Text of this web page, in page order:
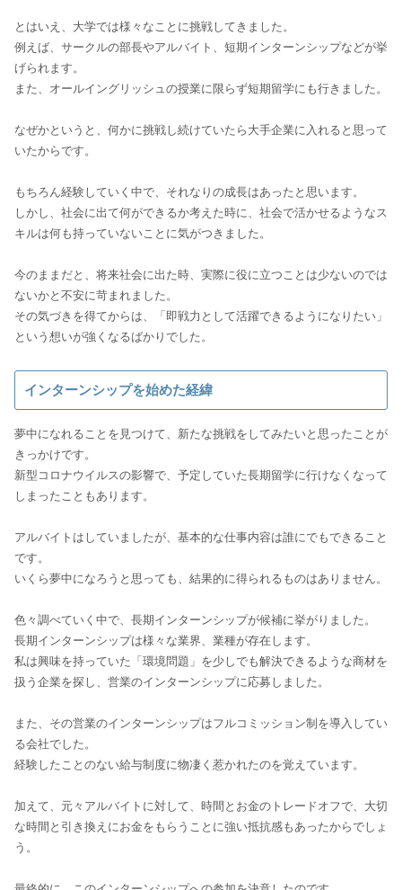
とはいえ、大学では様々なことに挑戦してきました。
例えば、サークルの部長やアルバイト、短期インターンシップなどが挙
げられます。
また、オールイングリッシュの授業に限らず短期留学にも行きました。
なぜかというと、何かに挑戦し続けていたら大手企業に入れると思って
いたからです。
もちろん経験していく中で、それなりの成長はあったと思います。
しかし、社会に出て何ができるか考えた時に、社会で活かせるようなス
キルは何も持っていないことに気がつきました。
今のままだと、将来社会に出た時、実際に役に立つことは少ないのでは
ないかと不安に苛まれました。
その気づきを得てからは、「即戦力として活躍できるようになりたい」
という想いが強くなるばかりでした。
インターンシップを始めた経緯
夢中になれることを見つけて、新たな挑戦をしてみたいと思ったことが
きっかけです。
新型コロナウイルスの影響で、予定していた長期留学に行けなくなって
しまったこともあります。
アルバイトはしていましたが、基本的な仕事内容は誰にでもできること
です。
いくら夢中になろうと思っても、結果的に得られるものはありません。
色々調べていく中で、長期インターンシップが候補に挙がりました。
長期インターンシップは様々な業界、業種が存在します。
私は興味を持っていた「環境問題」を少しでも解決できるような商材を
扱う企業を探し、営業のインターンシップに応募しました。
また、その営業のインターンシップはフルコミッション制を導入してい
る会社でした。
経験したことのない給与制度に物凄く惹かれたのを覚えています。
加えて、元々アルバイトに対して、時間とお金のトレードオフで、大切
な時間と引き換えにお金をもらうことに強い抵抗感もあったからでしょ
う。